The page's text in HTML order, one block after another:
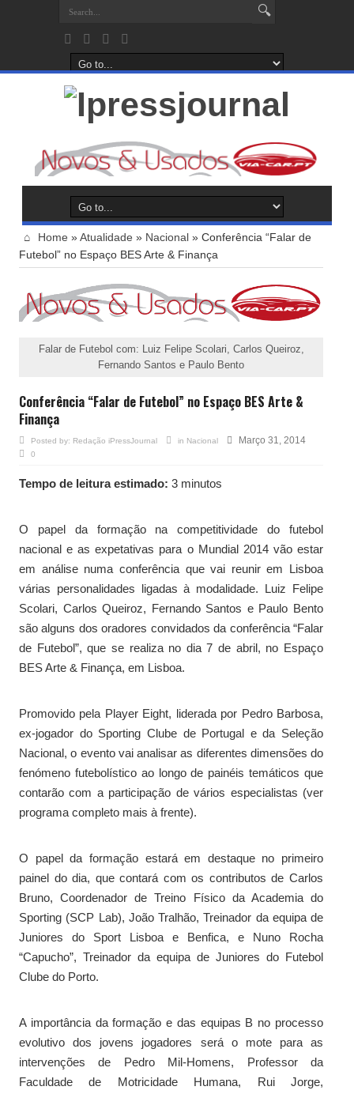
Home »Atualidade » Nacional » Conferência “Falar de
Futebol” no Espaço BES Arte & Finança
Falar de Futebol com: Luiz Felipe Scolari, Carlos Queiroz,
Fernando Santos e Paulo Bento
Conferência “Falar de Futebol” no Espaço BES Arte &
Finança
Posted by: Redação iPressJournal in Nacional Março 31, 2014
0
Tempo de leitura estimado: 3 minutos
O papel da formação na competitividade do futebol
nacional e as expetativas para o Mundial 2014 vão estar
em análise numa conferência que vai reunir em Lisboa
várias personalidades ligadas à modalidade. Luiz Felipe
Scolari, Carlos Queiroz, Fernando Santos e Paulo Bento
são alguns dos oradores convidados da conferência “Falar
de Futebol”, que se realiza no dia 7 de abril, no Espaço
BES Arte & Finança, em Lisboa.
Promovido pela Player Eight, liderada por Pedro Barbosa,
ex-jogador do Sporting Clube de Portugal e da Seleção
Nacional, o evento vai analisar as diferentes dimensões do
fenómeno futebolístico ao longo de painéis temáticos que
contarão com a participação de vários especialistas (ver
programa completo mais à frente).
O papel da formação estará em destaque no primeiro
painel do dia, que contará com os contributos de Carlos
Bruno, Coordenador de Treino Físico da Academia do
Sporting (SCP Lab), João Tralhão, Treinador da equipa de
Juniores do Sport Lisboa e Benfica, e Nuno Rocha
“Capucho”, Treinador da equipa de Juniores do Futebol
Clube do Porto.
A importância da formação e das equipas B no processo
evolutivo dos jovens jogadores será o mote para as
intervenções de Pedro Mil-Homens, Professor da
Faculdade de Motricidade Humana, Rui Jorge,